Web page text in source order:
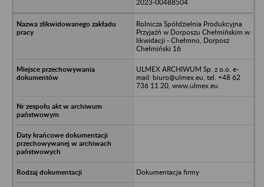
2023-00488504
Rolnicza Spółdzielnia Produkcyjna
Przyjaźń w Dorposzu Chełmińskim w
likwidacji - Chełmno, Dorposz
Chełmiński 16
ULMEX ARCHIWUM Sp. z o.o. e-
mail: biuro@ulmex.eu, tel. +48 62
736 11 20, www.ulmex.eu
Dokumentacja firmy